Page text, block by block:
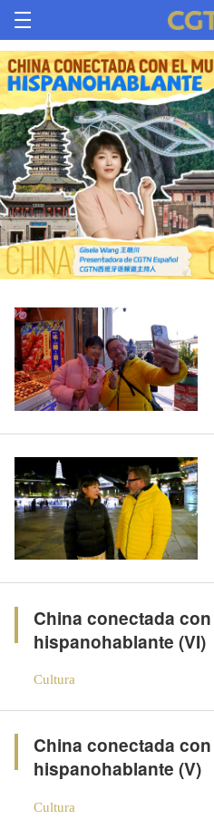
China conectada
hispanohablante (VI)
Cultura
China conectada
hispanohablante (V)
Cultura